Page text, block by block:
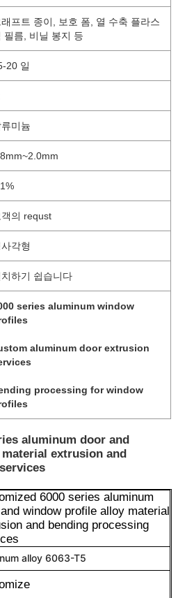
래프트 종이, 보호 폼, 열 수축 플라스
필름, 비닐 봉지 등
20 일
미늄
객의 requst
각형
치하기 쉽습니다
series aluminum window
aluminum door extrusion
processing for window
aluminum door and
extrusion and
6000 series aluminum
window profile alloy material
and bending processing
alloy 6063-T5